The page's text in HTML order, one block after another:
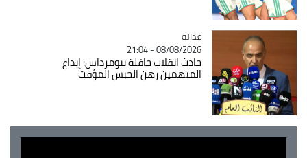
Catégorie
عدالة
08/08/2026 - 21:04
حادث انقلاب حافلة ببومرداس: إيداع
المتهمين رهن الحبس المؤقت